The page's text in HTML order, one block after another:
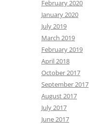
February 2020
January 2020
July 2019
March 2019
February 2019
April 2018
October 2017
September 2017
August 2017
July 2017
June 2017